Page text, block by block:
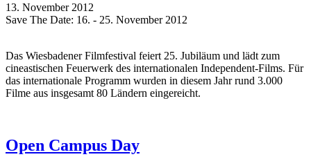
13. November 2012
Save The Date: 16. - 25. November 2012
Das Wiesbadener Filmfestival feiert 25. Jubiläum und lädt zum
cineastischen Feuerwerk des internationalen Independent-Films. Für
das internationale Programm wurden in diesem Jahr rund 3.000
Filme aus insgesamt 80 Ländern eingereicht.
Open Campus Day